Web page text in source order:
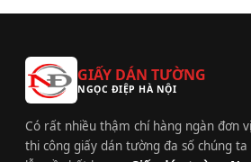
GIẤY DÁN TƯỜNG
NGỌC ĐIỆP HÀ NỘI
Có rất nhiều thậm chí hàng ngàn đơn
thi công giấy dán tường đa số chúng